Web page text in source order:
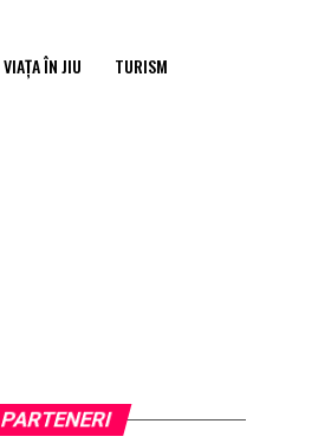
VIAȚA ÎN JIU TURISM
PARTENERI